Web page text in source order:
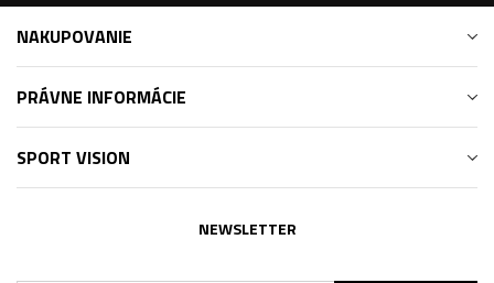
NAKUPOVANIE
PRÁVNE INFORMÁCIE
SPORT VISION
NEWSLETTER